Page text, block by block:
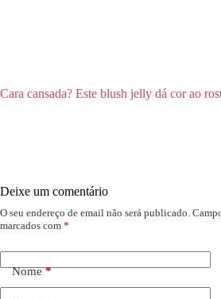
Cara cansada? Este blush jelly dá cor ao
Deixe um comentário
O seu endereço de email não será publicado.
marcados com *
Nome*